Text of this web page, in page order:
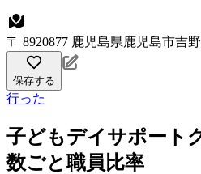
〒 8920877 鹿児島県鹿児島市吉
保存する
行った
子どもデイサポート
数ごと職員比率